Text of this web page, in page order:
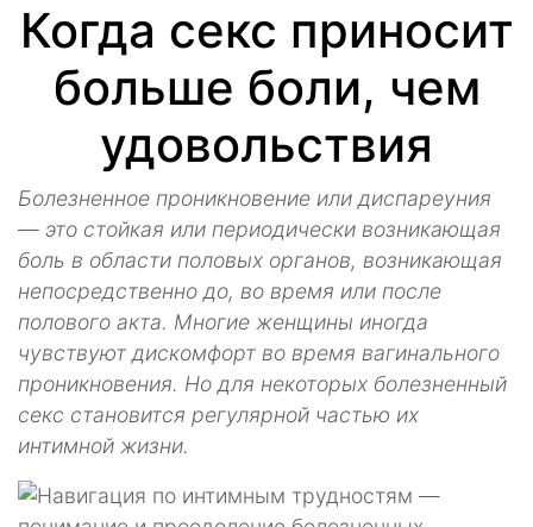
Когда секс приносит
больше боли, чем
удовольствия
Болезненное проникновение или диспареуния
— это стойкая или периодически возникающая
боль в области половых органов, возникающая
непосредственно до, во время или после
полового акта. Многие женщины иногда
чувствуют дискомфорт во время вагинального
проникновения. Но для некоторых болезненный
секс становится регулярной частью их
интимной жизни.